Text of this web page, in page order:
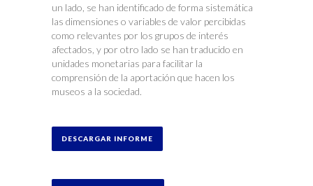
un lado, se han identificado de forma sistemática
las dimensiones o variables de valor percibidas
como relevantes por los grupos de interés
afectados, y por otro lado se han traducido en
unidades monetarias para facilitar la
comprensión de la aportación que hacen los
museos a la sociedad.
DESCARGAR INFORME